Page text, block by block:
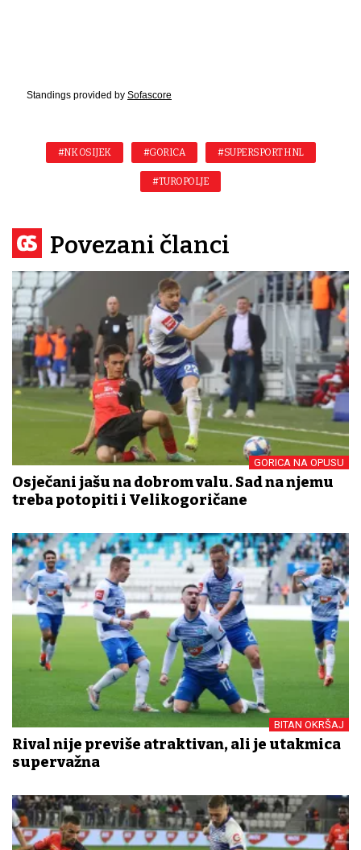
Standings provided by Sofascore
#NK OSIJEK #GORICA #SUPERSPORT HNL
#TUROPOLJE
Povezani članci
GORICA NA OPUSU
Osječani jašu na dobrom valu. Sad na njemu
treba potopiti i Velikogoričane
BITAN OKRŠAJ
Rival nije previše atraktivan, ali je utakmica
supervažna